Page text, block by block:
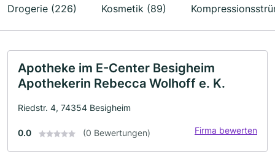
Drogerie (226) Kosmetik (89)
Apotheke im E-Center Besigheim
Apothekerin Rebecca Wolhoff e. K.
Riedstr. 4, 74354 Besigheim
0.0 (0 Bewertungen) Firma bewerten